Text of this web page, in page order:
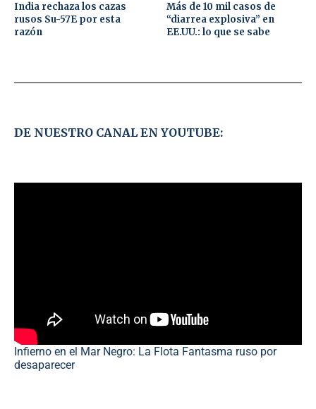
India rechaza los cazas
rusos Su-57E por esta
razón
Más de 10 mil casos de
“diarrea explosiva” en
EE.UU.: lo que se sabe
DE NUESTRO CANAL EN YOUTUBE:
Infierno en el Mar Negro: La Flota Fantasma ruso por
desaparecer